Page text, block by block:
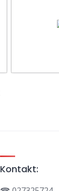
Kontakt: